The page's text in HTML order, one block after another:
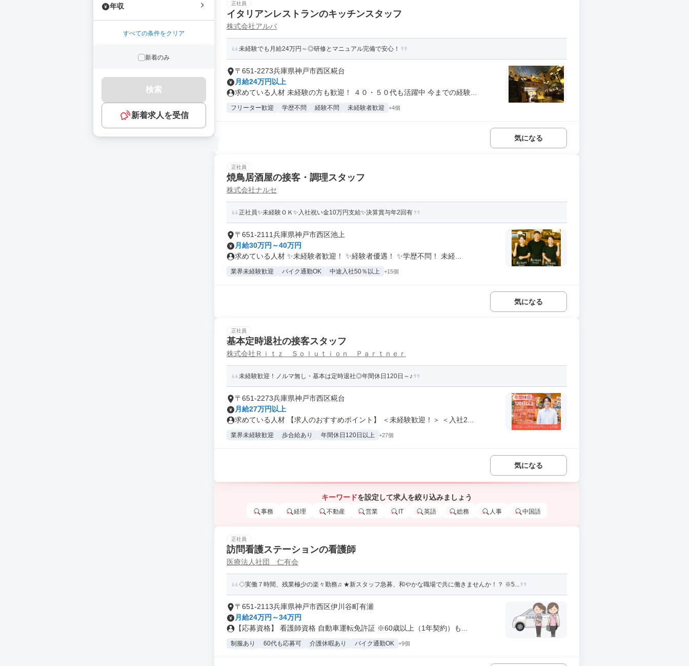
年収
すべての条件をクリア
新着のみ
検索
新着求人を受信
正社員
イタリアンレストランのキッチンスタッフ
株式会社アルバ
未経験でも月給24万円～◎研修とマニュアル完備で安心！
〒651-2273兵庫県神戸市西区糀台
月給24万円以上
求めている人材 未経験の方も歓迎！ ４０・５０代も活躍中 今までの経験...
フリーター歓迎 学歴不問 経験不問 未経験者歓迎 +4個
気になる
正社員
焼鳥居酒屋の接客・調理スタッフ
株式会社ナルセ
正社員✨未経験ＯＫ✨入社祝い金10万円支給✨決算賞与年2回有
〒651-2111兵庫県神戸市西区池上
月給30万円～40万円
求めている人材 ✨未経験者歓迎！ ✨経験者優遇！ ✨学歴不問！ 未経...
業界未経験歓迎 バイク通勤OK 中途入社50％以上 +15個
気になる
正社員
基本定時退社の接客スタッフ
株式会社Ｒｉｔｚ Ｓｏｌｕｔｉｏｎ Ｐａｒｔｎｅｒ
未経験歓迎！ノルマ無し・基本は定時退社◎年間休日120日～♪
〒651-2273兵庫県神戸市西区糀台
月給27万円以上
求めている人材 【求人のおすすめポイント】 ＜未経験歓迎！＞ ＜入社2...
業界未経験歓迎 歩合給あり 年間休日120日以上 +27個
気になる
キーワードを設定して求人を絞り込みましょう
事務 経理 不動産 営業 IT 英語 総務 人事 中国語
正社員
訪問看護ステーションの看護師
医療法人社団 仁有会
◇実働７時間、残業極少の楽々勤務♫ ★新スタッフ急募、和やかな職場で共に働きませんか！？ ※5...
〒651-2113兵庫県神戸市西区伊川谷町有瀬
月給24万円～34万円
【応募資格】 看護師資格 自動車運転免許証 ※60歳以上（1年契約）も...
制服あり 60代も応募可 介護休暇あり バイク通勤OK +9個